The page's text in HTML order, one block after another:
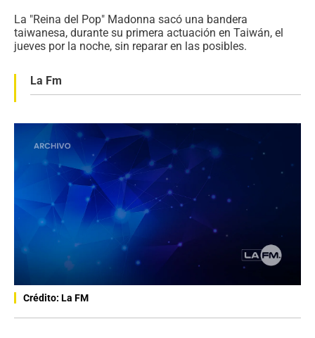
La "Reina del Pop" Madonna sacó una bandera
taiwanesa, durante su primera actuación en Taiwán, el
jueves por la noche, sin reparar en las posibles.
La Fm
Crédito: La FM